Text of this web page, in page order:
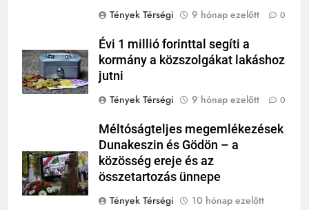
Tények Térségi
9 hónap ezelőtt 0
Évi 1 millió forinttal segíti a
kormány a közszolgákat lakáshoz
jutni
Tények Térségi
9 hónap ezelőtt 0
Méltóságteljes megemlékezések
Dunakeszin és Gödön – a
közösség ereje és az
összetartozás ünnepe
Tények Térségi
10 hónap ezelőtt